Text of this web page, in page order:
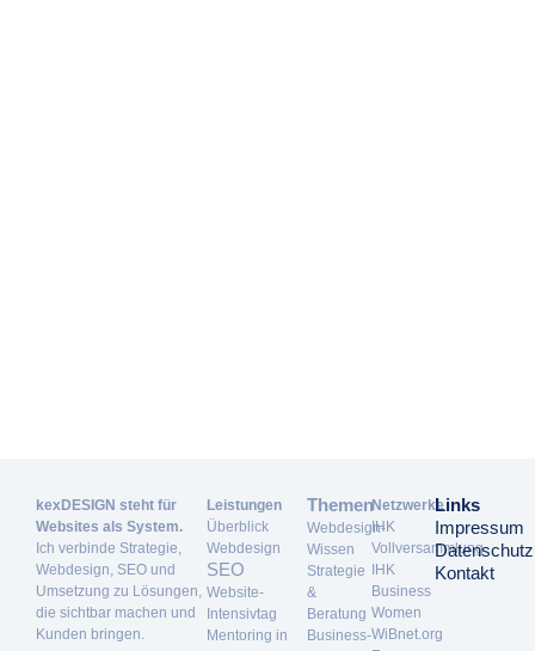
kexDESIGN steht für
Websites als System.
Ich verbinde Strategie,
Webdesign, SEO und
Umsetzung zu Lösungen,
die sichtbar machen und
Kunden bringen.
Leistungen
Überblick
Webdesign
SEO
Website-
Intensivtag
Mentoring in
Themen
Webdesign-
Wissen
Strategie
&
Beratung
Business-
Netzwerke
IHK
Vollversammlung
IHK
Business
Women
WiBnet.org
Links
Impressum
Datenschutz
Kontakt